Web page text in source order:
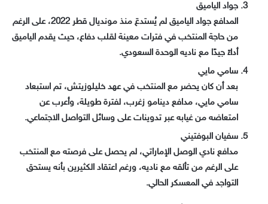
جواد الياميق
المدافع جواد الياميق لم يُستدعَ منذ مونديال قطر 2022، على الرغم
من حاجة المنتخب في فترات معينة لقلب دفاع، حيث يقدم الياميق
أداءً جيدًا مع ناديه الوحدة السعودي.
سامي مايي
بعد أن كان يحضر مع المنتخب في عهد خليلوزيتش، تم استبعاد
سامي مايي، مدافع دينامو زغرب، لفترة طويلة، وأعرب عن
امتعاضه من غيابه عبر تدوينات على وسائل التواصل الاجتماعي.
سفيان البوفتيني
مدافع نادي الوصل الإماراتي، لم يحصل على فرصته مع المنتخب
على الرغم من تألقه مع ناديه، ورغم اعتقاد الكثيرين بأنه يستحق
التواجد في المعسكر الحالي.